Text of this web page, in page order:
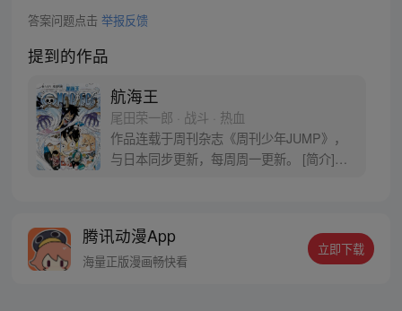
答案问题点击 举报反馈
提到的作品
航海王
尾田荣一郎 · 战斗 · 热血
作品连载于周刊杂志《周刊少年JUMP》，
与日本同步更新，每周周一更新。 [简介]有
十年后，路飞为实现与因救他而断臂的杰克
斯的约定而出海，开始了以成为海盗王为目
腾讯动漫App
海量正版漫画畅快看
立即下载